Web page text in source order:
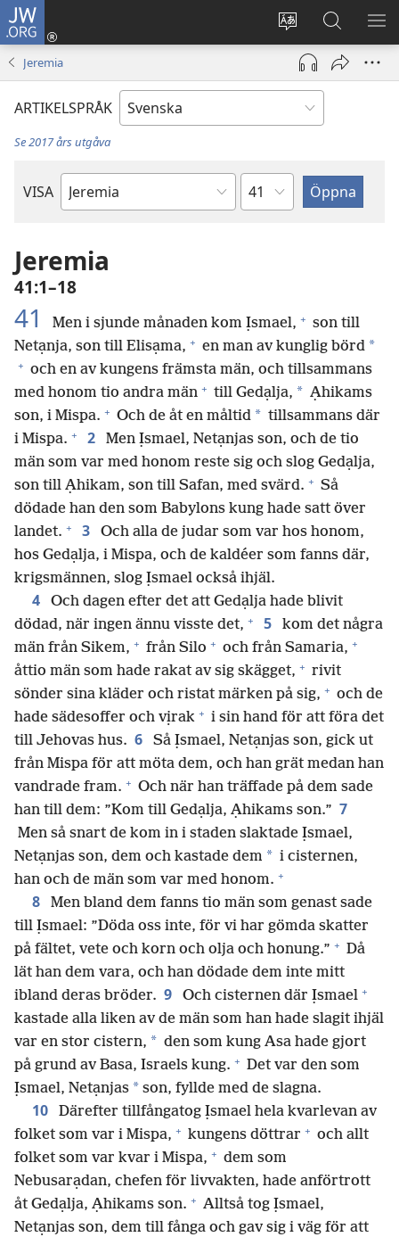
JW.ORG
Ändra
webbplatsens
språk
Logga
(öppnar
fönster)
Sök
på
jw.org
Jeremia
ARTIKELSPRÅK
Se 2017 års utgåva
VISA
Bibelbok
Kapitel
Jeremia
41:1–18
41 Men i sjunde månaden kom Ịsmael, + son till
Netạnja, son till Elisạma, + en man av kunglig börd *
+ och en av kungens främsta män, och tillsammans
med honom tio andra män + till Gedạlja, * Ạhikams
son, i Mispa. + Och de åt en måltid * tillsammans där
i Mispa. + 2
Men Ịsmael, Netạnjas son, och de tio
män som var med honom reste sig och slog Gedạlja,
son till Ạhikam, son till Safan, med svärd. + Så
dödade han den som Babylons kung hade satt över
landet. + 3
Och alla de judar som var hos honom,
hos Gedạlja, i Mispa, och de kaldéer som fanns där,
krigsmännen, slog Ịsmael också ihjäl.
4
Och dagen efter det att Gedạlja hade blivit
dödad, när ingen ännu visste det, + 5
kom det några
män från Sikem, + från Silo + och från Samaria, +
åttio män som hade rakat av sig skägget, + rivit
sönder sina kläder och ristat märken på sig, + och de
hade sädesoffer och vịrak + i sin hand för att föra det
till Jehovas hus. 6
Så Ịsmael, Netạnjas son, gick ut
från Mispa för att möta dem, och han grät medan han
vandrade fram. + Och när han träffade på dem sade
han till dem: ”Kom till Gedạlja, Ạhikams son.” 7
Men så snart de kom in i staden slaktade Ịsmael,
Netạnjas son, dem och kastade dem * i cisternen,
han och de män som var med honom. +
8
Men bland dem fanns tio män som genast sade
till Ịsmael: ”Döda oss inte, för vi har gömda skatter
på fältet, vete och korn och olja och honung.” + Då
lät han dem vara, och han dödade dem inte mitt
ibland deras bröder. 9 Och cisternen där Ịsmael +
kastade alla liken av de män som han hade slagit ihjäl
var en stor cistern, * den som kung Asa hade gjort
på grund av Basa, Israels kung. + Det var den som
Ịsmael, Netạnjas * son, fyllde med de slagna.
10
Därefter tillfångatog Ịsmael hela kvarlevan av
folket som var i Mispa, + kungens döttrar + och allt
folket som var kvar i Mispa, + dem som
Nebusarạdan, chefen för livvakten, hade anförtrott
åt Gedạlja, Ạhikams son. + Alltså tog Ịsmael,
Netạnjas son, dem till fånga och gav sig i väg för att